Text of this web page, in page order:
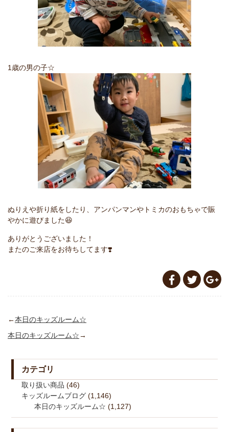
1歳の男の子☆
ぬりえや折り紙をしたり、アンパンマンやトミカのおもちゃで賑
やかに遊びました😆
ありがとうございました！
またのご来店をお待ちしてます❣️
←本日のキッズルーム☆
本日のキッズルーム☆→
カテゴリ
取り扱い商品 (46)
キッズルームブログ (1,146)
本日のキッズルーム☆ (1,127)